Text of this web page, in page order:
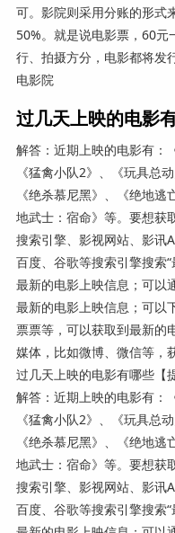
可。影院则采用分账的形式
50%。就是说电影票，60
行、拍摄方分，电影都将发
电影院
过几天上映的电影
解答：近期上映的电影有：
《猛禽小队2》、《玩具总
《绝杀慕尼黑》、《绝地
地武士：宿命》等。要想获
搜索引擎、影视网站、影讯
百度、谷歌等搜索引擎搜索
最新的电影上映信息；可以
最新的电影上映信息；可以
票票等，可以获取到最新的
媒体，比如微博、微信等，
过几天上映的电影有哪些【
解答：近期上映的电影有：
《猛禽小队2》、《玩具总
《绝杀慕尼黑》、《绝地
地武士：宿命》等。要想获
搜索引擎、影视网站、影讯
百度、谷歌等搜索引擎搜索